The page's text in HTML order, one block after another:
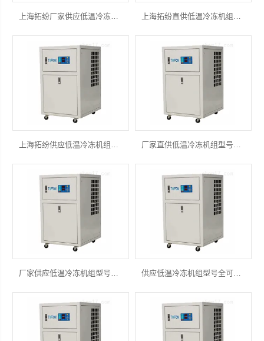
上海拓纷厂家供应低温冷冻机组型号全可定制 上海拓纷直供低温冷冻机组型号全可定制
上海拓纷供应低温冷冻机组型号全可定制 厂家直供低温冷冻机组型号全可定制风冷式冷水机
厂家供应低温冷冻机组型号全可定制激光冷水机 供应低温冷冻机组型号全可定制工业冷水机